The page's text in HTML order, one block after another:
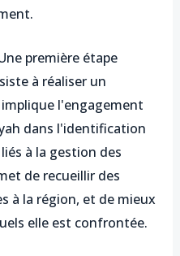
première étape
à réaliser un
l'engagement
dans l'identification
à la gestion des
de recueillir des
à la région, et de mieux
elle est confrontée.